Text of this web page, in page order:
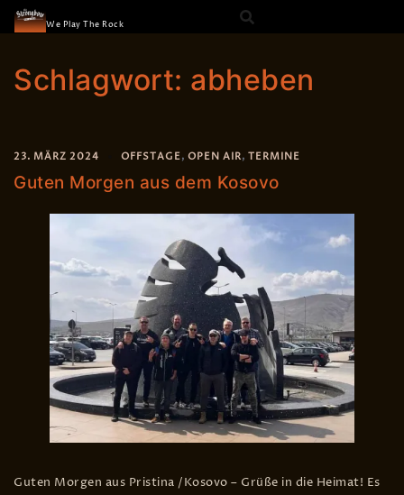
Skip
to
We Play The Rock
Schlagwort: abheben
23. MÄRZ 2024 OFFSTAGE, OPEN AIR, TERMINE
Guten Morgen aus dem Kosovo
Guten Morgen aus Pristina /Kosovo – Grüße in die Heimat! Es